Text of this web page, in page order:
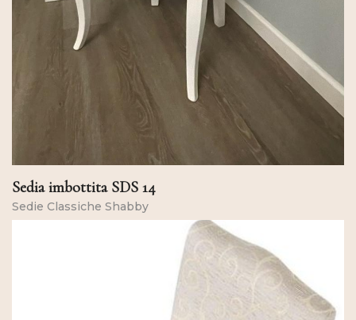
Sedia imbottita SDS 14
Sedie Classiche Shabby